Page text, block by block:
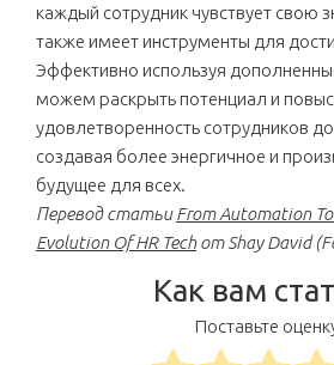
каждый сотрудник чувствует свою
также имеет инструменты для
Эффективно используя
можем раскрыть потенциал и
удовлетворенность сотрудников
создавая более энергичное и
будущее для всех.
Перевод статьиFrom Automation
Evolution Of HR Techот Shay David
Как вам
Поставьте